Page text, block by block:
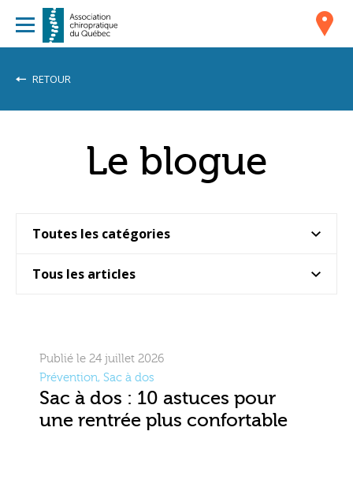
RETOUR
Le blogue
Publié le 24 juillet 2026
Prévention, Sac à dos
Sac à dos : 10 astuces pour
une rentrée plus confortable